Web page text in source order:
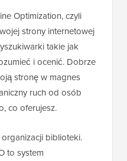
Optimization, czyli
strony internetowej
takie jak
i ocenić. Dobrze
stronę w magnes
ruch od osób
co oferujesz.
biblioteki.
to system